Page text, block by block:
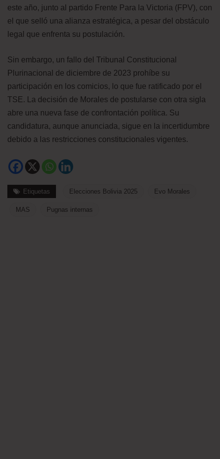
este año, junto al partido Frente Para la Victoria (FPV), con
el que selló una alianza estratégica, a pesar del obstáculo
legal que enfrenta su postulación.
Sin embargo, un fallo del Tribunal Constitucional
Plurinacional de diciembre de 2023 prohíbe su
participación en los comicios, lo que fue ratificado por el
TSE. La decisión de Morales de postularse con otra sigla
abre una nueva fase de confrontación política. Su
candidatura, aunque anunciada, sigue en la incertidumbre
debido a las restricciones constitucionales vigentes.
Etiquetas Elecciones Bolivia 2025 Evo Morales
MAS Pugnas internas